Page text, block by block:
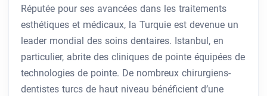
Réputée pour ses avancées dans les traitements
esthétiques et médicaux, la Turquie est devenue un
leader mondial des soins dentaires. Istanbul, en
particulier, abrite des cliniques de pointe équipées de
technologies de pointe. De nombreux chirurgiens-
dentistes turcs de haut niveau bénéficient d’une